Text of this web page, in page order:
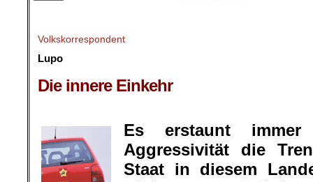
Volkskorrespondent
Lupo
Die innere Einkehr
Es erstaunt
Aggressivität die
Staat in diesem